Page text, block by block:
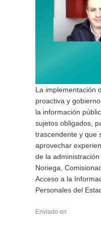
La implementación
proactiva y
la información
sujetos obligados,
trascendente y que
aprovechar
de la
Noriega,
Acceso a la
Personales del
Enviado en